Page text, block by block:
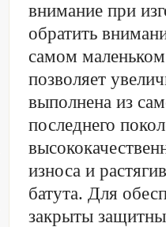
внимание при
обратить
самом
позволяет
выполнена из
последнего
износа и
батута. Для
закрыты